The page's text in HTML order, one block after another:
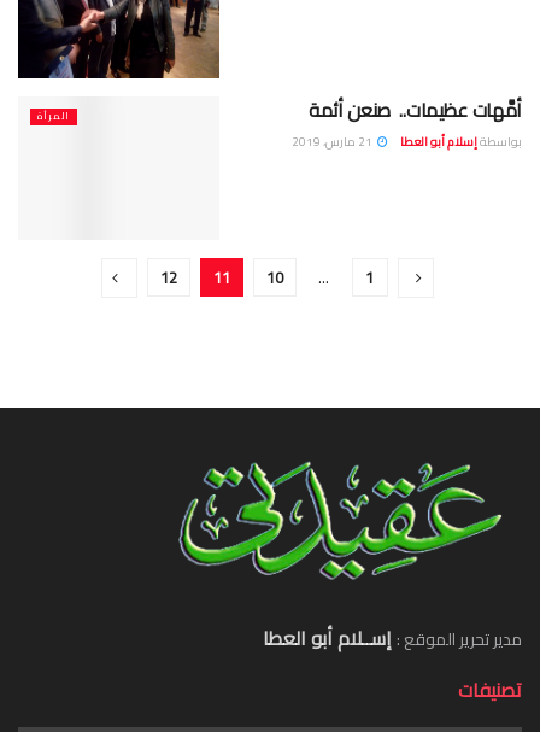
المرأة أمَّهات عظيمات.. صنعن أئمة
بواسطةإسلام أبو العطا
1
…
10
11
12
مدير تحرير الموقع :إســلام أبو العطا
تصنيفات